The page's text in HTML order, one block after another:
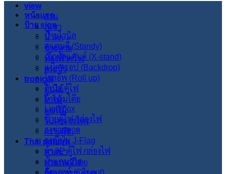
หน้าแรก
ป้าย sign
ป้ายไวนิล
สแตนดี้ (Standy)
เอ็กซ์สแตนด์ (X-stand)
แบ็คดรอป (Backdrop)
โรลอัพ (Roll up)
ไวนิล ตู้ไฟ
ผ้าคลุมโต๊ะ
Lightbox
ป้ายตู้ไฟ กล่องไฟ
ธงชายหาด
ธงญี่ปุ่น J-Flag
ผ้า 3P ตู้ไฟ กล่องไฟ
ผ้าแคนวาส
คัตเอาท์ (Cut out)
view
สวน
ภูเขา
น้ำตก
ชายหาด
ท้องฟ้ากว้าง
สระบัว
tropical
ต้นไม้
ใบไม้
ดอกไม้
วินเทจ เรโทร
กราฟฟิก
Thai pattern
ศาสนา
ประเพณีไทย